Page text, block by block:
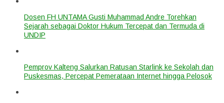
Dosen FH UNTAMA Gusti Muhammad Andre Torehkan
Sejarah sebagai Doktor Hukum Tercepat dan Termuda di
UNDIP
Pemprov Kalteng Salurkan Ratusan Starlink ke Sekolah dan
Puskesmas, Percepat Pemerataan Internet hingga Pelosok